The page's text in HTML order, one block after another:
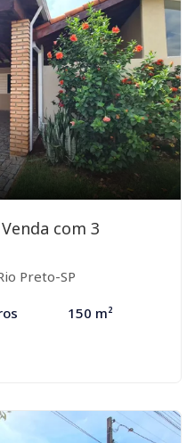
com 3
Preto-SP
150 m²